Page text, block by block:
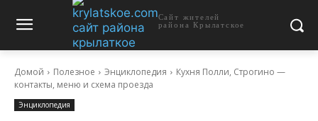
Сайт жителей
района Крылатское
Домой Полезное Энциклопедия
Кухня Полли, Строгино —
контакты, меню и схема проезда
Энциклопедия